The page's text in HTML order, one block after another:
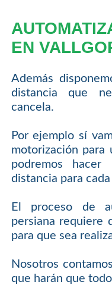
EN
Además
distancia que
cancela.
Por ejemplo sí
motorización para
podremos
distancia para
El proceso de
persiana requiere
para que sea
Nosotros
que harán que